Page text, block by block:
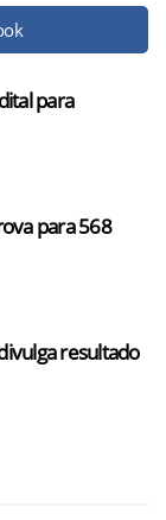
para
para 568
resultado